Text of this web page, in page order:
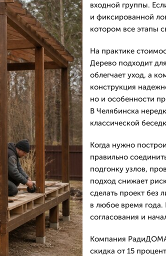
входной группы.
и фиксированной
котором все этапы
На практике
Дерево подходит
облегчает уход, а
конструкция
но и особенности
В Челябинска
классической
Когда нужно
правильно
подгонку узлов,
подход снижает
сделать проект без
в любое время года.
согласования и
Компания
скидка от 15